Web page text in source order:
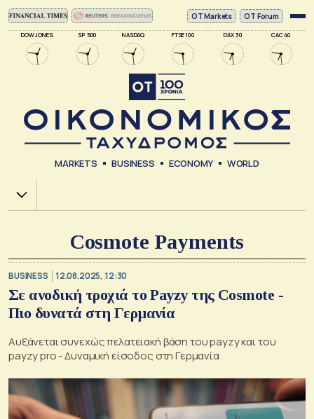
DOW JONES SP 500 NASDAQ FTSE 100 DAX 30 CAC 40
ΟΤ Markets OT Forum
MARKETS BUSINESS ECONOMY WORLD
Χ.Α.
Cosmote Payments
BUSINESS 12.08.2025, 12:30
Σε ανοδική τροχιά το Payzy της Cosmote -
Πιο δυνατά στη Γερμανία
Αυξάνεται συνεχώς πελατειακή βάση του payzy και του
payzy pro - Δυναμική είσοδος στη Γερμανία